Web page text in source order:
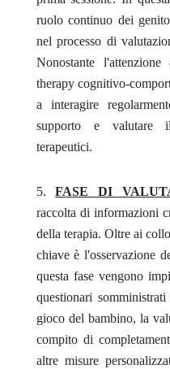
ruolo continuo dei
nel processo di
Nonostante
therapy cognitivo-
a interagire
supporto e valutare
terapeutici.
FASE DI
raccolta di informazioni
della terapia. Oltre ai
chiave è l'osservazione
questa fase vengono
questionari
gioco del bambino, la
compito di
altre misure